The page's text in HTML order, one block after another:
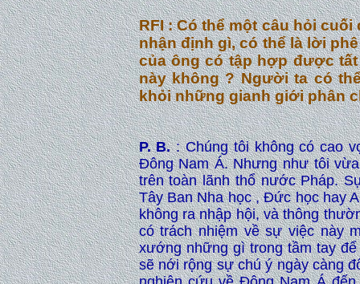
RFI : Có thể một câu hỏi
nhận định gì, có thể là lời
của ông có tập hợp được
này không ? Người ta có
khỏi những gianh giới phân
P. B.: Chúng tôi không có cao
Đông Nam Á. Nhưng như tôi
trên toàn lãnh thổ nước Pháp.
Tây Ban Nha học , Đức học hay
không ra nhập hội, và thông
có trách nhiệm về sự việc này
xướng những gì trong tầm tay
sẽ nới rộng sự chú ý ngày càng